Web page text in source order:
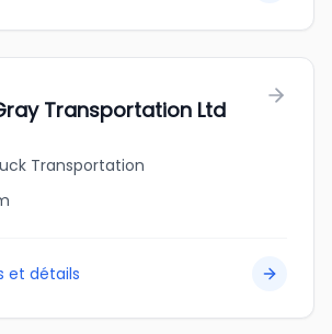
Transportation Ltd
Transportation
et détails